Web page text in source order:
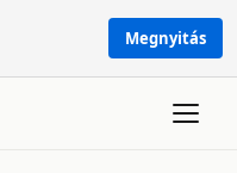
Megnyitás